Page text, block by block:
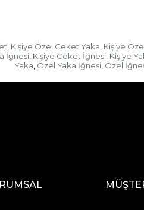
, Kişiye Özel Ceket Yaka, Kişiye
İğnesi, Kişiye Ceket İğnesi, Kişiye
Yaka, Özel Yaka İğnesi, Özel